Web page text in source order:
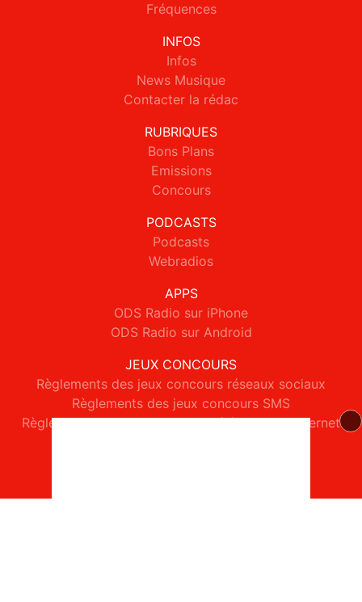
Fréquences
INFOS
Infos
News Musique
Contacter la rédac
RUBRIQUES
Bons Plans
Emissions
Concours
PODCASTS
Podcasts
Webradios
APPS
ODS Radio sur iPhone
ODS Radio sur Android
JEUX CONCOURS
Règlements des jeux concours réseaux sociaux
Règlements des jeux concours SMS
Règlements des jeux concours téléphone et internet